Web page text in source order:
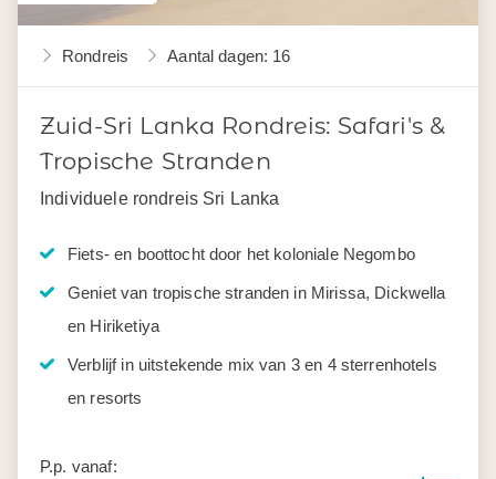
Rondreis Aantal dagen: 16
Zuid-Sri Lanka Rondreis: Safari's &
Tropische Stranden
Individuele rondreis Sri Lanka
Fiets- en boottocht door het koloniale Negombo
Geniet van tropische stranden in Mirissa, Dickwella
en Hiriketiya
Verblijf in uitstekende mix van 3 en 4 sterrenhotels
en resorts
P.p. vanaf: